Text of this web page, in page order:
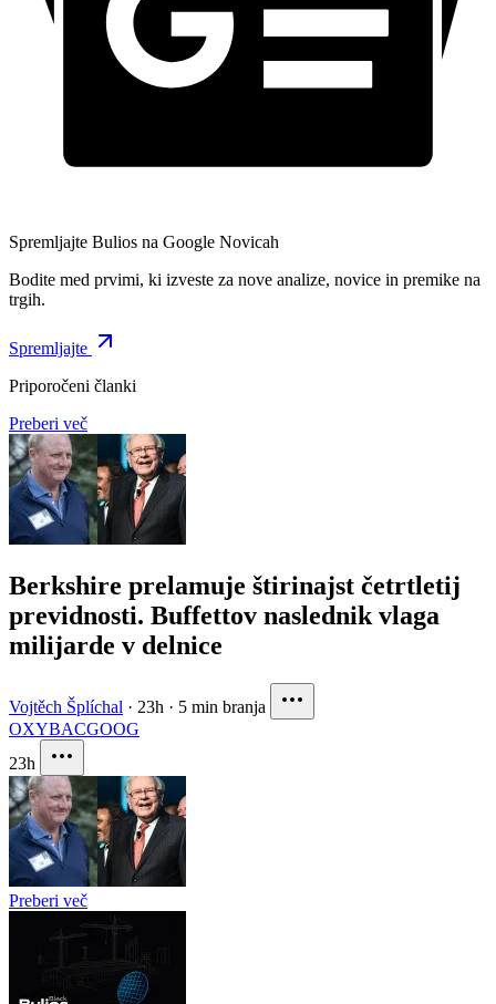
Spremljajte Bulios na Google Novicah
Bodite med prvimi, ki izveste za nove analize, novice in premike na
trgih.
Spremljajte
Priporočeni članki
Preberi več
Berkshire prelamuje štirinajst četrtletij
previdnosti. Buffettov naslednik vlaga
milijarde v delnice
Vojtěch Šplíchal · 23h · 5 min branja
OXYBACGOOG
23h
Preberi več